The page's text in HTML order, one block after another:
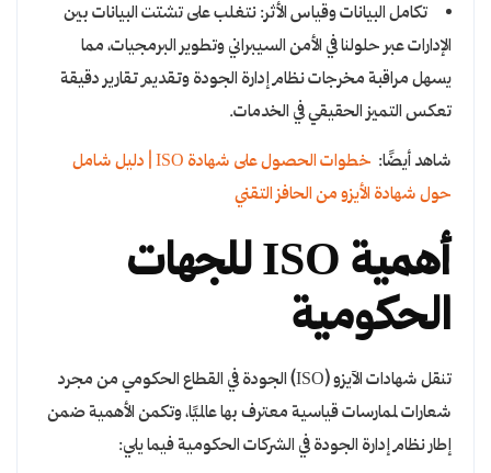
تكامل البيانات وقياس الأثر: نتغلب على تشتت البيانات بين
الإدارات عبر حلولنا في الأمن السيبراني وتطوير البرمجيات، مما
يسهل مراقبة مخرجات نظام إدارة الجودة وتقديم تقارير دقيقة
تعكس التميز الحقيقي في الخدمات.
شاهد أيضًا:
خطوات الحصول على شهادة ISO | دليل شامل
حول شهادة الأيزو من الحافز التقني
أهمية ISO للجهات
الحكومية
تنقل شهادات الآيزو (ISO) الجودة في القطاع الحكومي من مجرد
شعارات لممارسات قياسية معترف بها عالميًا، وتكمن الأهمية ضمن
إطار نظام إدارة الجودة في الشركات الحكومية فيما يلي: